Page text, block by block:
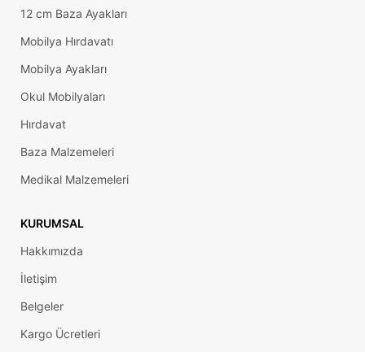
12 cm Baza Ayakları
Mobilya Hırdavatı
Mobilya Ayakları
Okul Mobilyaları
Hırdavat
Baza Malzemeleri
Medikal Malzemeleri
KURUMSAL
Hakkımızda
İletişim
Belgeler
Kargo Ücretleri